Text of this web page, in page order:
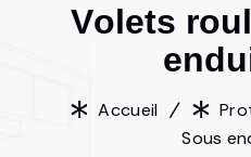
Volets roul
endu
Accueil
Sous